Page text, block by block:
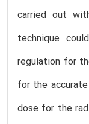
carried out
technique
regulation for
for the
dose for the